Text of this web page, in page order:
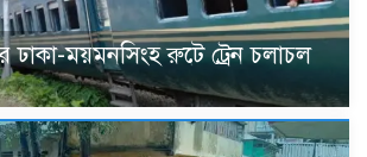
ঢাকা-ময়মনসিংহ রুটে ট্রেন চলাচল